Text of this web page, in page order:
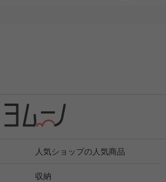
人気ショップの人気商品
収納